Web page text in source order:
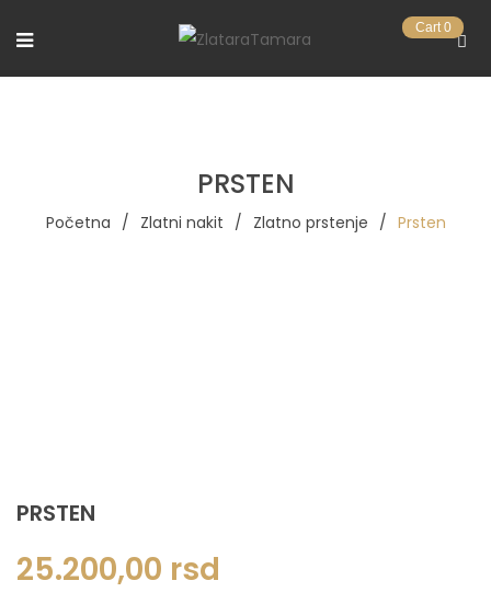
Cart 0
PRSTEN
Početna / Zlatni nakit / Zlatno prstenje / Prsten
PRSTEN
25.200,00 rsd